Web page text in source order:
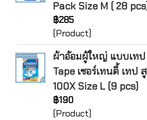
Pack Size M ( 28
฿285
(Product)
ผ้าอ้อมผู้ใหญ่ แบบเท
Tape เซอร์เทนตี้ เทป
100X Size L (9 pcs)
฿190
(Product)